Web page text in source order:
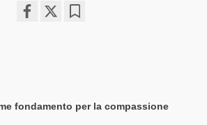
fondamento per la compassione